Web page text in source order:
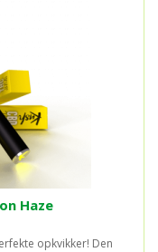
Haze
opkvikker! Den